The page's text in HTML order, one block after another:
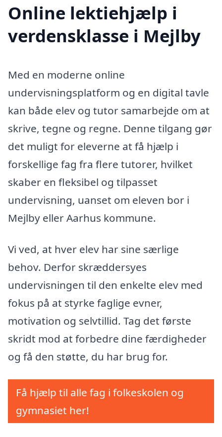
Online lektiehjælp i
verdensklasse i Mejlby
Med en moderne online
undervisningsplatform og en digital tavle
kan både elev og tutor samarbejde om at
skrive, tegne og regne. Denne tilgang gør
det muligt for eleverne at få hjælp i
forskellige fag fra flere tutorer, hvilket
skaber en fleksibel og tilpasset
undervisning, uanset om eleven bor i
Mejlby eller Aarhus kommune.
Vi ved, at hver elev har sine særlige
behov. Derfor skræddersyes
undervisningen til den enkelte elev med
fokus på at styrke faglige evner,
motivation og selvtillid. Tag det første
skridt mod at forbedre dine færdigheder
og få den støtte, du har brug for.
Få hjælp til alle fag i folkeskolen og
gymnasiet her!